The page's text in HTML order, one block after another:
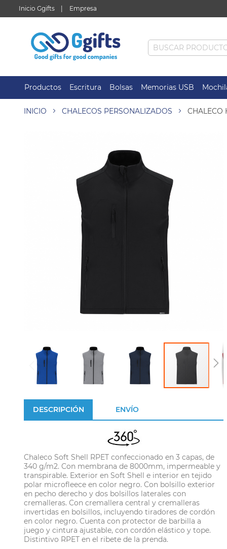
Inicio Ggifts Empresa
Productos Escritura Bolsas Memorias USB
INICIO CHALECOS PERSONALIZADOS CHALECO
DESCRIPCIÓN
Chaleco Soft Shell RPET confeccionado en 3 capas, de
340 g/m2. Con membrana de 8000mm, impermeable y
transpirable. Exterior en Soft Shell e interior en tejido
polar microfleece en color negro. Con bolsillo exterior
en pecho derecho y dos bolsillos laterales con
cremalleras. Con cremallera central y cremalleras
invertidas en bolsillos, incluyendo tiradores de cordón
en color negro. Cuenta con protector de barbilla a
juego y cintura ajustable, con cordón elástico y tope.
Distintivo RPET en el ribete de la prenda.
ENVÍO